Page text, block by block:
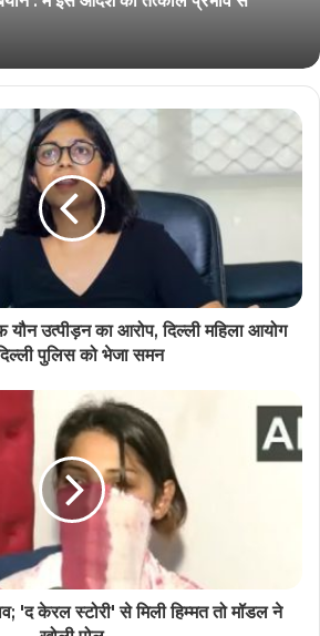
उत्पीड़न का आरोप, दिल्ली महिला आयोग
पुलिस को भेजा समन
'द केरल स्टोरी' से मिली हिम्मत तो मॉडल ने